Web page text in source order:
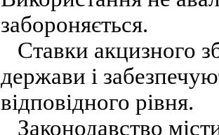
забороняється.
Ставки акцизного
держави і
відповідного рівня.
Законодавство